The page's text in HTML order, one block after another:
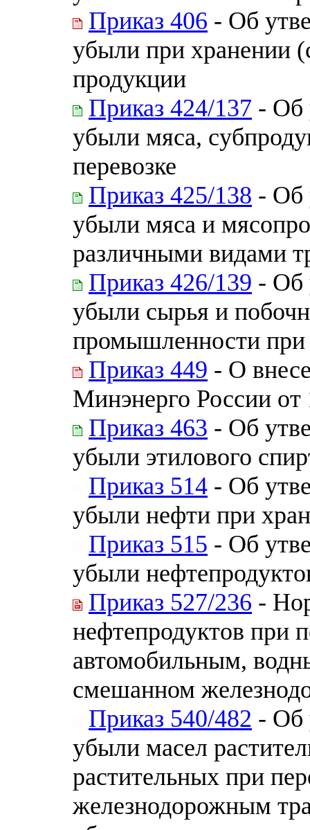
Приказ 406 - Об
убыли при хранении
продукции
Приказ 424/137 - Об
убыли мяса,
перевозке
Приказ 425/138 - Об
убыли мяса и
различными видами
Приказ 426/139 - Об
убыли сырья и
промышленности при
Приказ 449 - О
Минэнерго России от
Приказ 463 - Об
убыли этилового
Приказ 514 - Об
убыли нефти при
Приказ 515 - Об
убыли
Приказ 527/236 -
нефтепродуктов при
автомобильным,
смешанном
Приказ 540/482 - Об
убыли масел
растительных при
железнодорожным